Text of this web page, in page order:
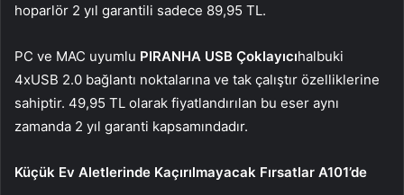
hoparlör 2 yıl garantili sadece 89,95 TL.
PC ve MAC uyumlu PIRANHA USB Çoklayıcıhalbuki
4xUSB 2.0 bağlantı noktalarına ve tak çalıştır özelliklerine
sahiptir. 49,95 TL olarak fiyatlandırılan bu eser aynı
zamanda 2 yıl garanti kapsamındadır.
Küçük Ev Aletlerinde Kaçırılmayacak Fırsatlar A101’de